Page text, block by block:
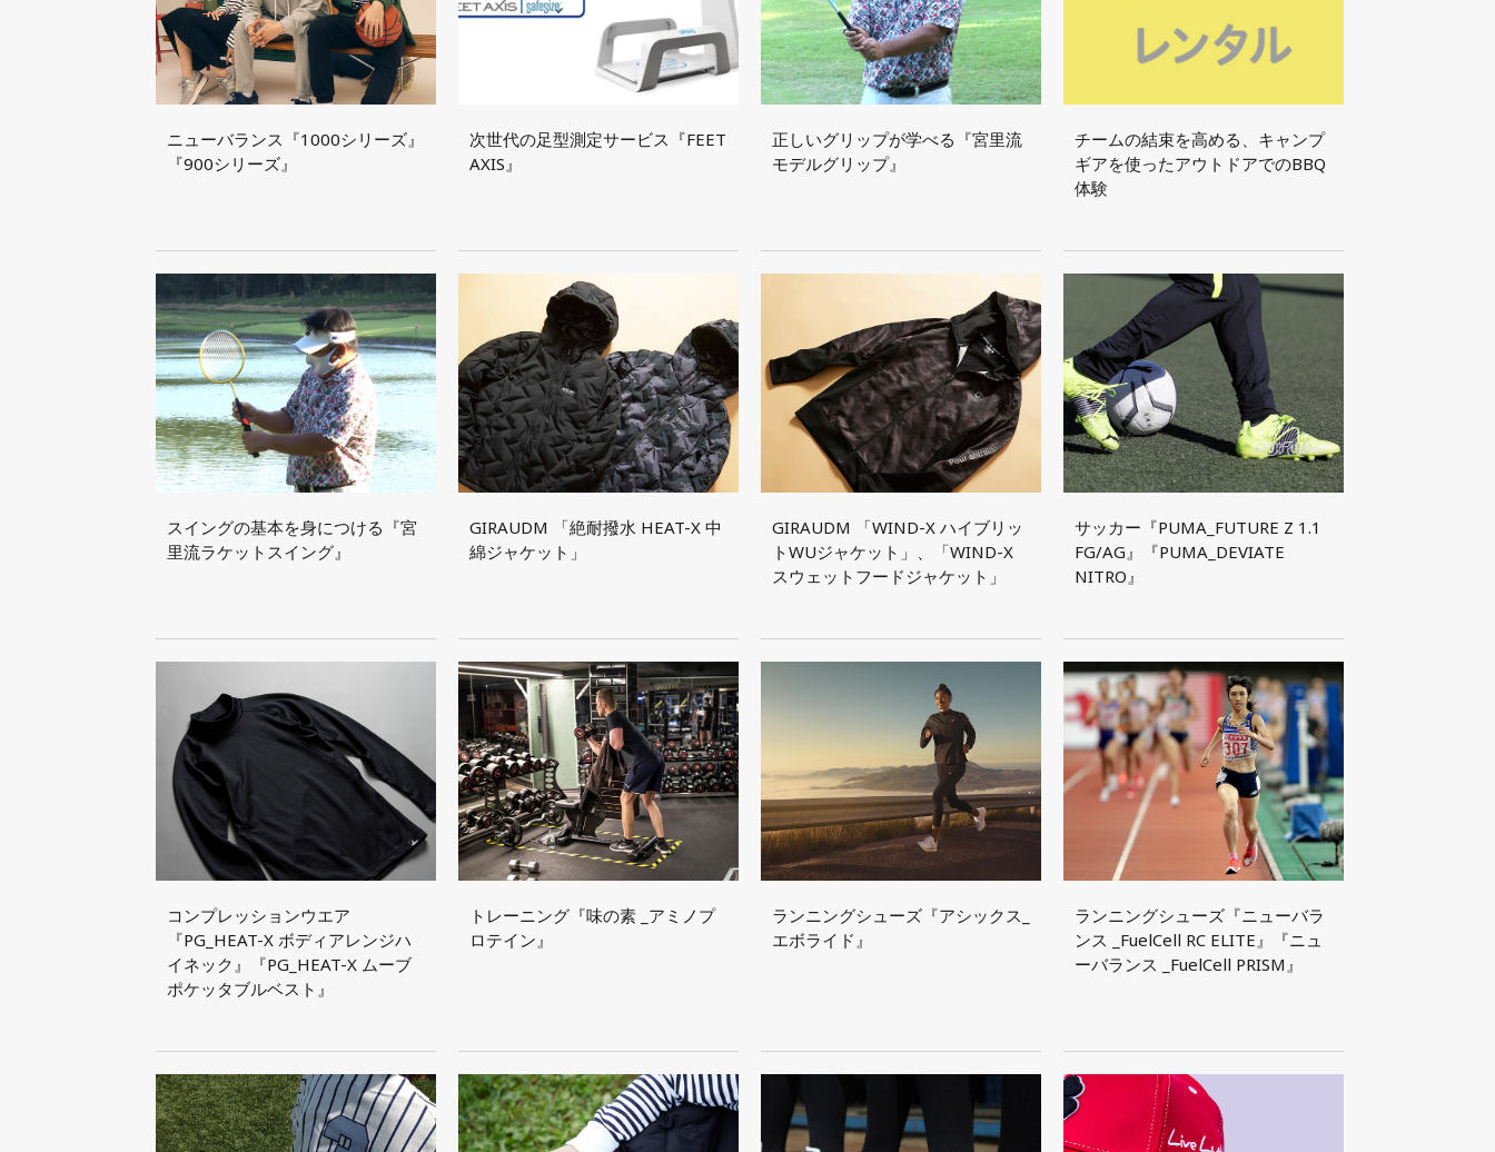
ニューバランス『1000シリーズ』
『900シリーズ』
次世代の足型測定サービス『FEET
AXIS』
正しいグリップが学べる『宮里流
モデルグリップ』
チームの結束を高める、キャンプ
ギアを使ったアウトドアでのBBQ
体験
スイングの基本を身につける『宮
里流ラケットスイング』
GIRAUDM 「絶耐撥水 HEAT-X 中
綿ジャケット」
GIRAUDM 「WIND-X ハイブリッ
トWUジャケット」、「WIND-X
スウェットフードジャケット」
サッカー『PUMA_FUTURE Z 1.1
FG/AG』『PUMA_DEVIATE
NITRO』
コンプレッションウエア
『PG_HEAT-X ボディアレンジハ
イネック』『PG_HEAT-X ムーブ
ポケッタブルベスト』
トレーニング『味の素 _アミノプ
ロテイン』
ランニングシューズ『アシックス_
エボライド』
ランニングシューズ『ニューバラ
ンス _FuelCell RC ELITE』『ニュ
ーバランス _FuelCell PRISM』